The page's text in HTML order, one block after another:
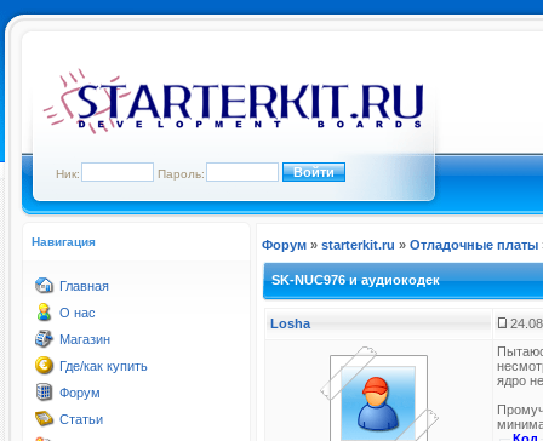
Ник: Пароль:
Навигация
Главная
О нас
Магазин
Где/как купить
Форум
Статьи
Форум » starterkit.ru » Отладочные платы
SK-NUC976 и аудиокодек
Losha
ядро